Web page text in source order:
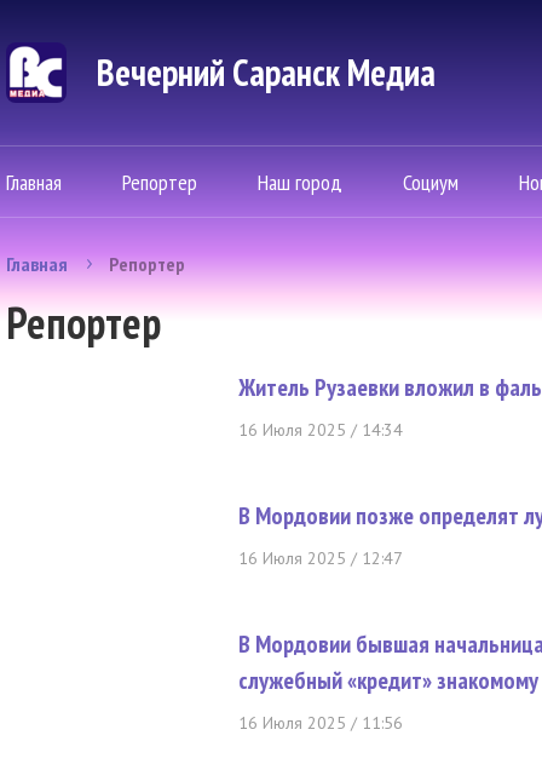
Вечерний Саранск Mедиа
Главная Репортер Наш город Социум
Главная Репортер
Репортер
Житель Рузаевки вложил в
16 Июля 2025 / 14:34
В Мордовии позже определят
16 Июля 2025 / 12:47
В Мордовии бывшая
служебный «кредит»
16 Июля 2025 / 11:56